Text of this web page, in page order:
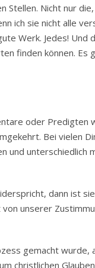
Stellen. Nicht nur
ich sie nicht alle
Werk. Jedes! Und
finden können. Es
oder Predigten
Bei vielen
und unterschiedlich
dann ist
unserer
gemacht wurde,
christlichen